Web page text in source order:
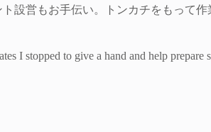
設営もお手伝い。トンカチをもって
I stopped to give a hand and help prepare